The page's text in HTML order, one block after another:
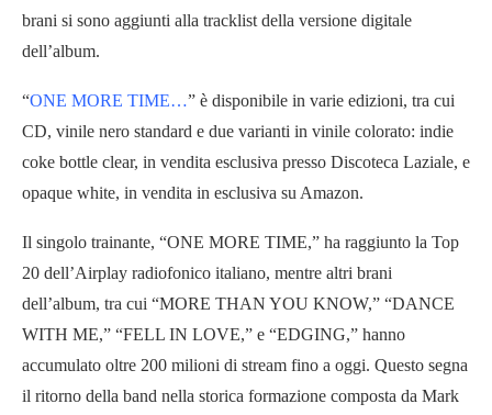
brani si sono aggiunti alla tracklist della versione digitale
dell’album.
“ONE MORE TIME…” è disponibile in varie edizioni, tra cui
CD, vinile nero standard e due varianti in vinile colorato: indie
coke bottle clear, in vendita esclusiva presso Discoteca Laziale, e
opaque white, in vendita in esclusiva su Amazon.
Il singolo trainante, “ONE MORE TIME,” ha raggiunto la Top
20 dell’Airplay radiofonico italiano, mentre altri brani
dell’album, tra cui “MORE THAN YOU KNOW,” “DANCE
WITH ME,” “FELL IN LOVE,” e “EDGING,” hanno
accumulato oltre 200 milioni di stream fino a oggi. Questo segna
il ritorno della band nella storica formazione composta da Mark